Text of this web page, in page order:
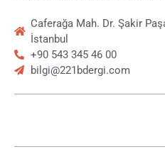
Caferağa Mah. Dr. Şakir
İstanbul
+90 543 345 46 00
bilgi@221bdergi.com